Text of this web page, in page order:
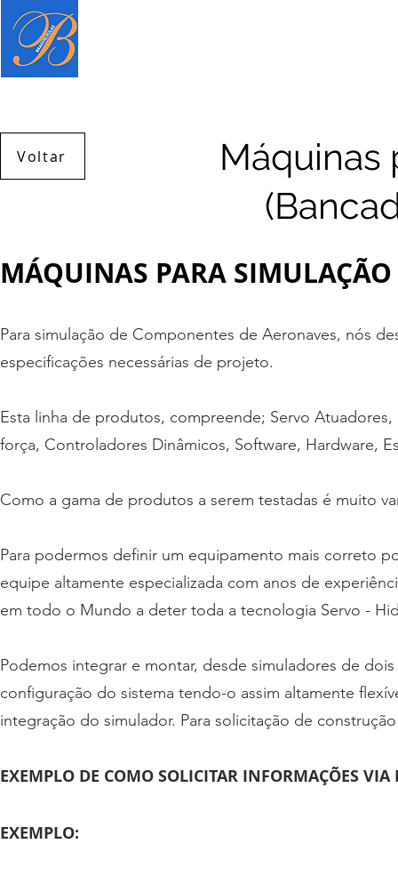
Voltar
Máquinas
MÁQUINAS PARA
Para simulação de Componentes de Aeronaves, nós
especificações necessárias de projeto.
Esta linha de produtos, compreende; Servo
força, Controladores Dinâmicos, Software, Hardware,
Como a gama de produtos a serem testadas é muito
Para podermos definir um equipamento mais correto
equipe altamente especializada com anos de
em todo o Mundo a deter toda a tecnologia Servo -
Podemos integrar e montar, desde simuladores de
configuração do sistema tendo-o assim altamente
integração do simulador. Para solicitação de
EXEMPLO DE COMO SOLICITAR INFORMAÇÕES
EXEMPLO: